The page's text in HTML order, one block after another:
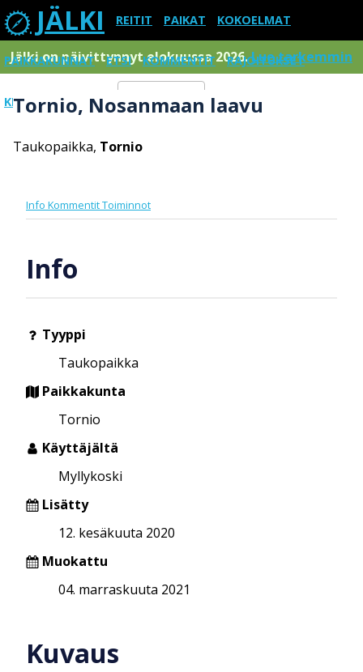
JÄLKI REITIT PAIKAT KOKOELMAT
PAIKKAKUNNAT ETSI KOMMENTIT RAJOITUKSET
KIRJAUDU SISÄÄN Menu
Jälki on päivittynnyt elokuussa 2026.Lue tarkemmin
Tornio, Nosanmaan laavu
Taukopaikka, Tornio
Info KommentitToiminnot
Info
Tyyppi
Taukopaikka
Paikkakunta
Tornio
Käyttäjältä
Myllykoski
Lisätty
12. kesäkuuta 2020
Muokattu
04. marraskuuta 2021
Kuvaus